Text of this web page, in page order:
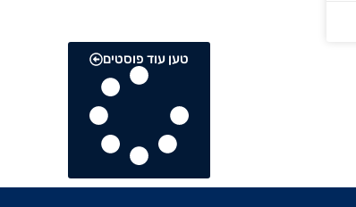
טען עוד פוסטים